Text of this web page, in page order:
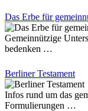
Das Erbe für
Gemeinnützige
bedenken …
Berliner Testament
Infos rund um das
Formulierungen …